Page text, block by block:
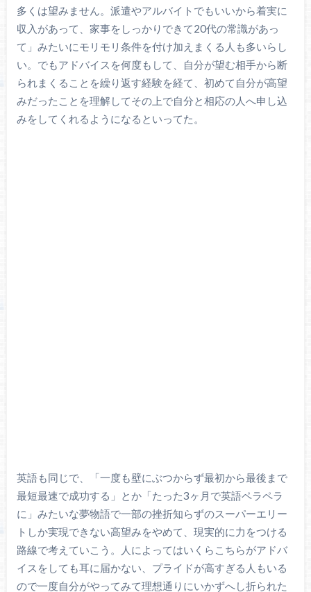
多くは望みません。派遣やアルバイトでもいいから着実に
収入があって、家事をしっかりできて20代の常識があっ
て」みたいにモリモリ条件を付け加えまくる人も多いらし
い。でもアドバイスを何度もして、自分が望む相手から断
られまくることを繰り返す経験を経て、初めて自分が高望
みだったことを理解してその上で自分と相応の人へ申し込
みをしてくれるようになるといってた。
英語も同じで、「一度も壁にぶつからず最初から最後まで
最短最速で成功する」とか「たった3ヶ月で英語ペラペラ
に」みたいな夢物語で一部の挫折知らずのスーパーエリー
トしか実現できない高望みをやめて、現実的に力をつける
路線で考えていこう。人によってはいくらこちらがアドバ
イスをしても耳に届かない、プライドが高すぎる人もいる
ので一度自分がやってみて理想通りにいかずへし折られた